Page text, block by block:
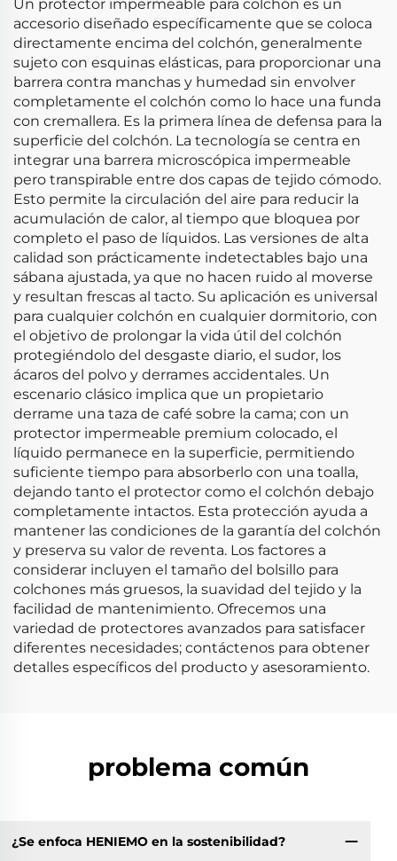
Un protector impermeable para colchón es un
accesorio diseñado específicamente que se coloca
directamente encima del colchón, generalmente
sujeto con esquinas elásticas, para proporcionar una
barrera contra manchas y humedad sin envolver
completamente el colchón como lo hace una funda
con cremallera. Es la primera línea de defensa para la
superficie del colchón. La tecnología se centra en
integrar una barrera microscópica impermeable
pero transpirable entre dos capas de tejido cómodo.
Esto permite la circulación del aire para reducir la
acumulación de calor, al tiempo que bloquea por
completo el paso de líquidos. Las versiones de alta
calidad son prácticamente indetectables bajo una
sábana ajustada, ya que no hacen ruido al moverse
y resultan frescas al tacto. Su aplicación es universal
para cualquier colchón en cualquier dormitorio, con
el objetivo de prolongar la vida útil del colchón
protegiéndolo del desgaste diario, el sudor, los
ácaros del polvo y derrames accidentales. Un
escenario clásico implica que un propietario
derrame una taza de café sobre la cama; con un
protector impermeable premium colocado, el
líquido permanece en la superficie, permitiendo
suficiente tiempo para absorberlo con una toalla,
dejando tanto el protector como el colchón debajo
completamente intactos. Esta protección ayuda a
mantener las condiciones de la garantía del colchón
y preserva su valor de reventa. Los factores a
considerar incluyen el tamaño del bolsillo para
colchones más gruesos, la suavidad del tejido y la
facilidad de mantenimiento. Ofrecemos una
variedad de protectores avanzados para satisfacer
diferentes necesidades; contáctenos para obtener
detalles específicos del producto y asesoramiento.
problema común
¿Se enfoca HENIEMO en la sostenibilidad?